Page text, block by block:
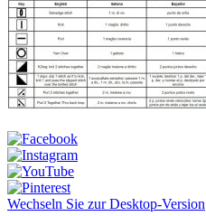
Wechseln Sie zur Desktop-Version